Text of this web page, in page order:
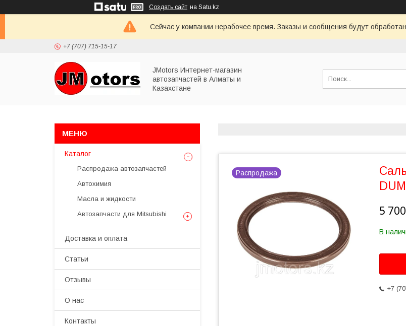
Создать сайт на Satu.kz
Сейчас у компании нерабочее время. Заказы и сообщения будут
+7 (707) 715-15-17
JMotors Интернет-магазин
автозапчастей в Алматы и
Казахстане
Распродажа
5
В
+7
Каталог
Распродажа автозапчастей
Автохимия
Масла и жидкости
Автозапчасти для Mitsubishi
Доставка и оплата
Статьи
Отзывы
О нас
Контакты